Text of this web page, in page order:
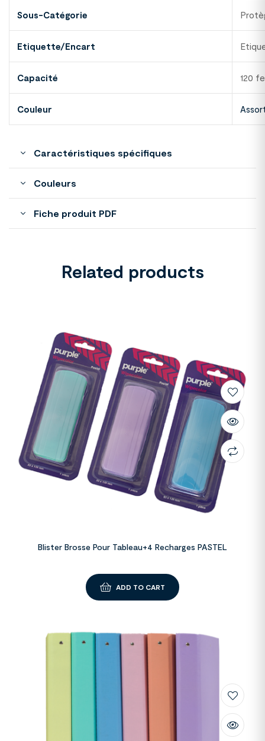
Sous-Catégorie
Etiquette/Encart
Capacité 120
Couleur
Caractéristiques spécifiques
Couleurs
Fiche produit PDF
Related products
Blister Brosse Pour Tableau+4 Recharges PASTEL
ADD TO CART